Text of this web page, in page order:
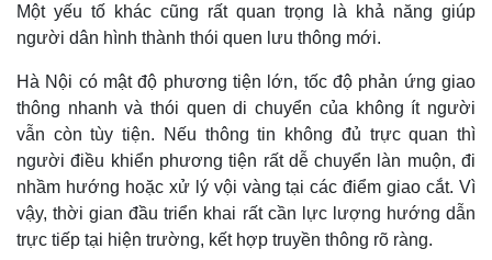
Kinh tế
Bất động sản
Khởi nghiệp
Thị trường
Tiêu dùng
Tỷ giá
Chứng khoán
Giá cà phê
Một yếu tố khác cũng rất quan trọng là khả năng giúp
người dân hình thành thói quen lưu thông mới.
Hà Nội có mật độ phương tiện lớn, tốc độ phản ứng giao
thông nhanh và thói quen di chuyển của không ít người
vẫn còn tùy tiện. Nếu thông tin không đủ trực quan thì
người điều khiển phương tiện rất dễ chuyển làn muộn, đi
nhầm hướng hoặc xử lý vội vàng tại các điểm giao cắt. Vì
vậy, thời gian đầu triển khai rất cần lực lượng hướng dẫn
trực tiếp tại hiện trường, kết hợp truyền thông rõ ràng.